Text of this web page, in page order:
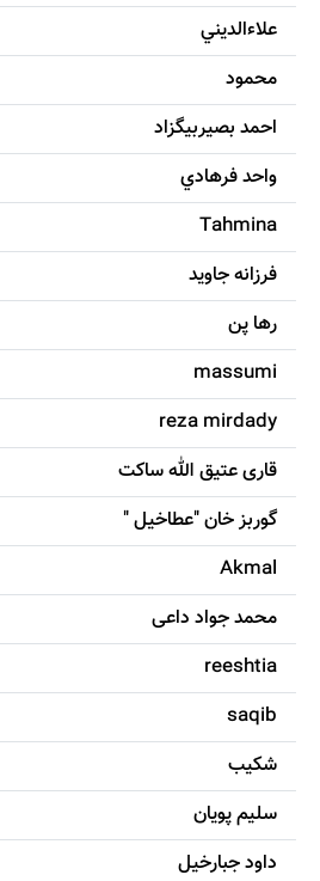
علاءالديني
محمود
احمد بصيربيگزاد
واحد فرهادي
Tahmina
فرزانه جاويد
رها پن
massumi
reza mirdady
قاری عتیق الله ساکت
گوربز خان "عطاخیل "
Akmal
محمد جواد داعی
reeshtia
saqib
شکيب
سليم پویان
داود جبارخیل